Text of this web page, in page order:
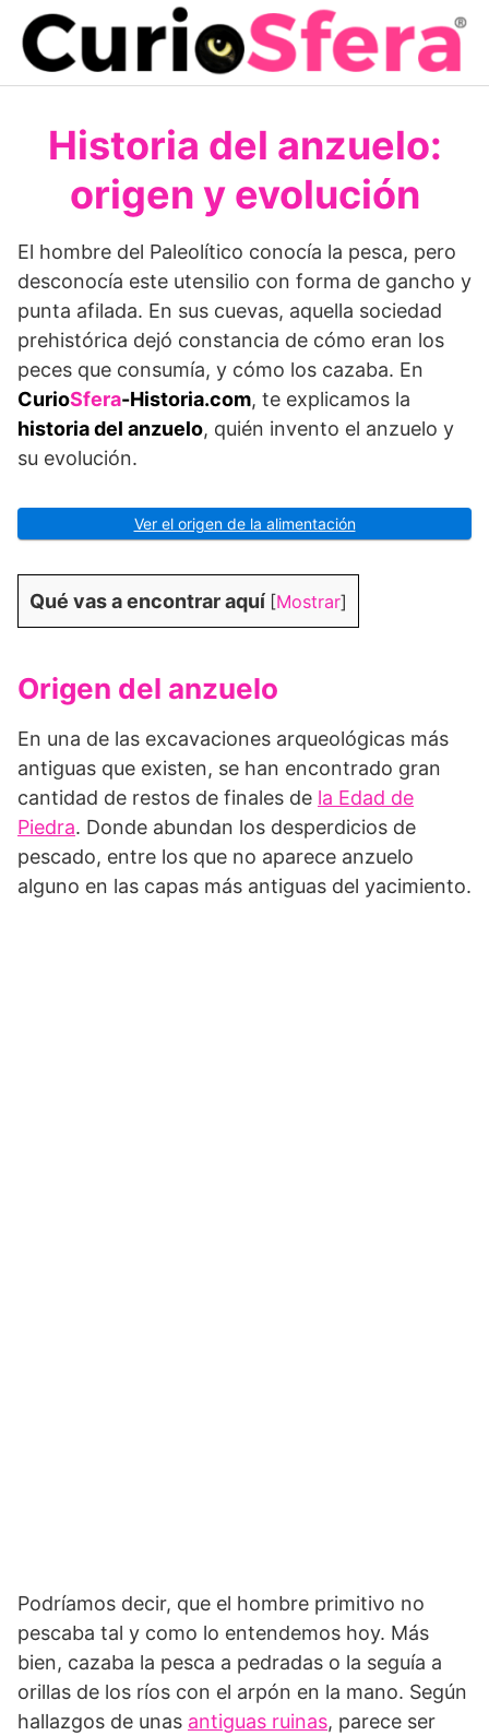
Saltar
contenido
Historia del anzuelo:
origen y evolución
El hombre del Paleolítico conocía la pesca, pero
desconocía este utensilio con forma de gancho y
punta afilada. En sus cuevas, aquella sociedad
prehistórica dejó constancia de cómo eran los
peces que consumía, y cómo los cazaba. En
CurioSfera-Historia.com, te explicamos la
historia del anzuelo, quién invento el anzuelo y
su evolución.
Ver el origen de la alimentación
Qué vas a encontrar aquí [Mostrar]
Origen del anzuelo
En una de las excavaciones arqueológicas más
antiguas que existen, se han encontrado gran
cantidad de restos de finales de la Edad de
Piedra. Donde abundan los desperdicios de
pescado, entre los que no aparece anzuelo
alguno en las capas más antiguas del yacimiento.
Podríamos decir, que el hombre primitivo no
pescaba tal y como lo entendemos hoy. Más
bien, cazaba la pesca a pedradas o la seguía a
orillas de los ríos con el arpón en la mano. Según
hallazgos de unas antiguas ruinas, parece ser